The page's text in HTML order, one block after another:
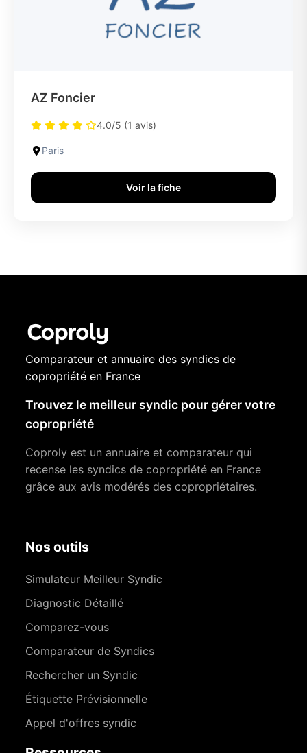
AZ Foncier
4.0/5 (1 avis)
Paris
Voir la fiche
Comparateur et annuaire des syndics de
copropriété en France
Trouvez le meilleur syndic pour gérer votre
copropriété
Coproly est un annuaire et comparateur qui
recense les syndics de copropriété en France
grâce aux avis modérés des copropriétaires.
Nos outils
Simulateur Meilleur Syndic
Diagnostic Détaillé
Comparez-vous
Comparateur de Syndics
Rechercher un Syndic
Étiquette Prévisionnelle
Appel d'offres syndic